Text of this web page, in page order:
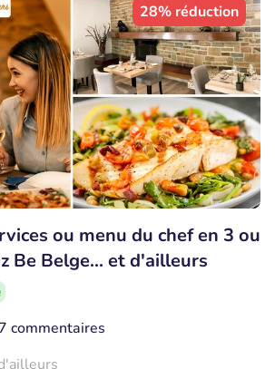
28% réduction
ou menu du chef en 3 ou
Be Belge... et d'ailleurs
commentaires